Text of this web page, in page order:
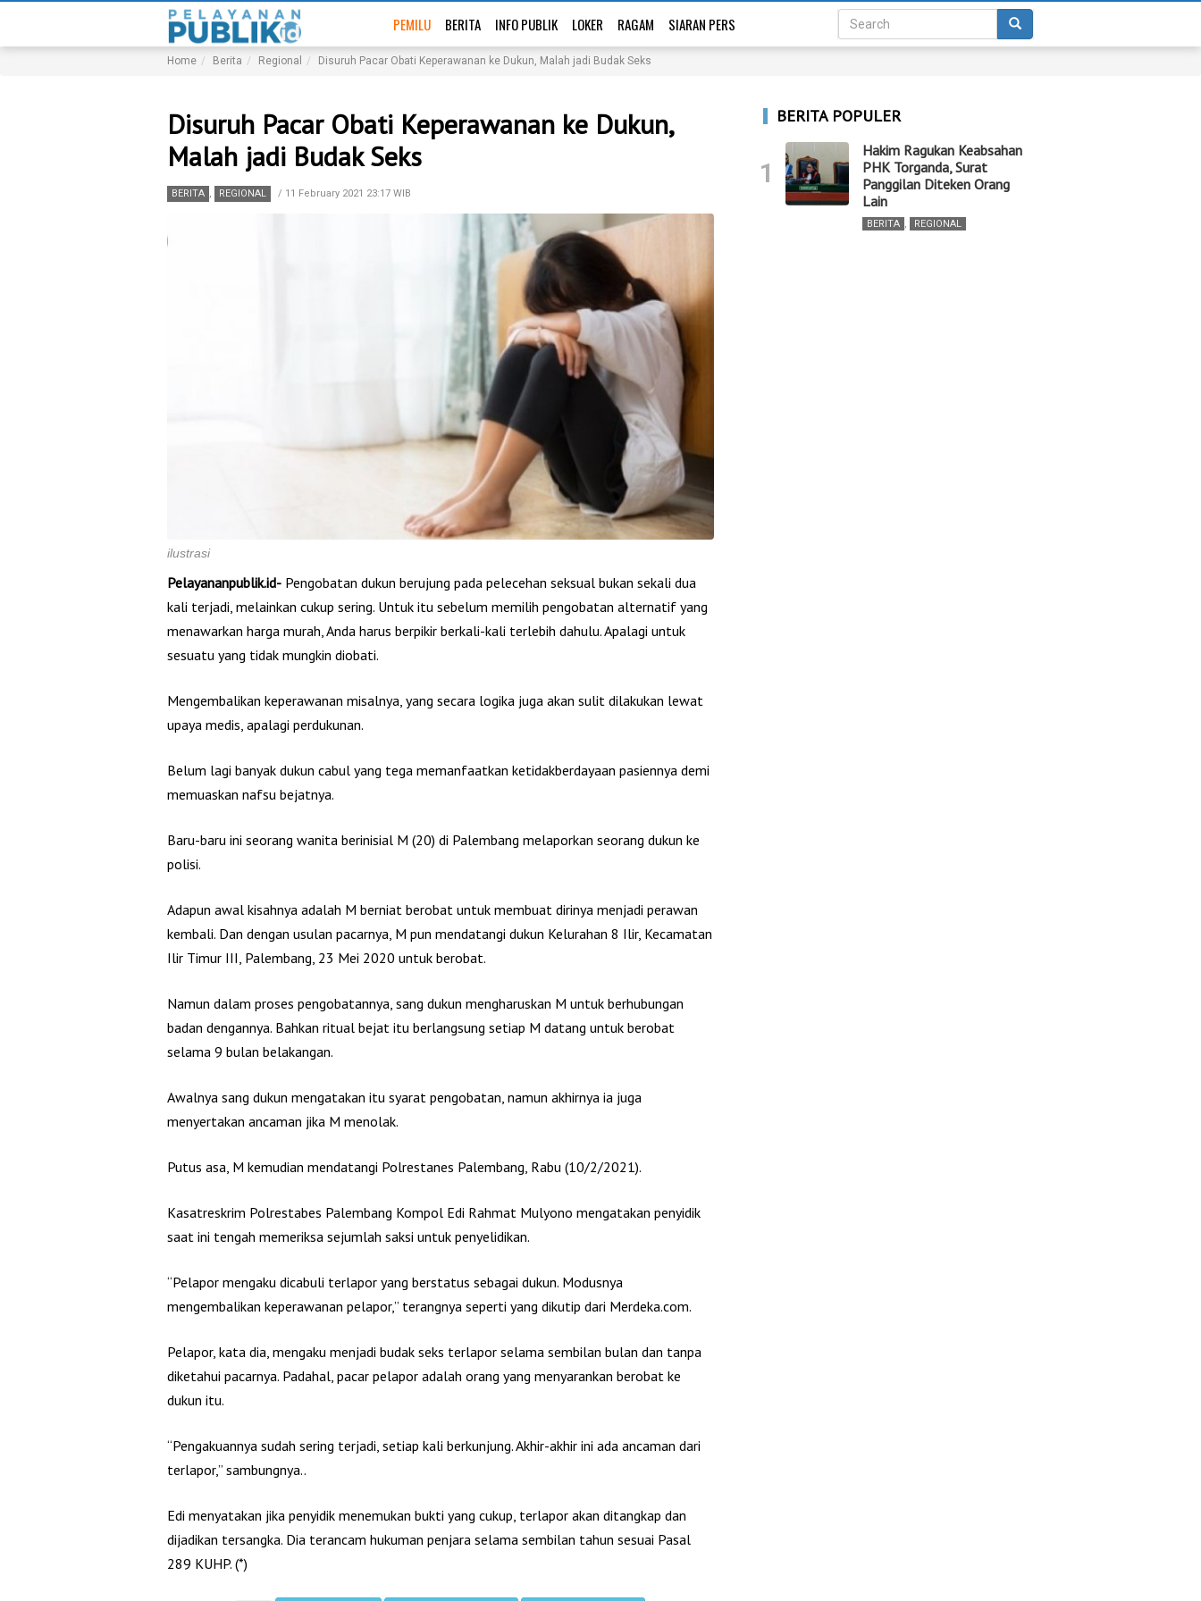
PEMILU BERITA INFO PUBLIK LOKER RAGAM SIARAN PERS
Home Berita Regional Disuruh Pacar Obati Keperawanan ke Dukun, Malah jadi Budak Seks
Disuruh Pacar Obati Keperawanan ke Dukun,
Malah jadi Budak Seks
BERITA , REGIONAL / 11 February 2021 23:17 WIB
ilustrasi
Pelayananpublik.id- Pengobatan dukun berujung pada pelecehan seksual bukan sekali dua
kali terjadi, melainkan cukup sering. Untuk itu sebelum memilih pengobatan alternatif yang
menawarkan harga murah, Anda harus berpikir berkali-kali terlebih dahulu. Apalagi untuk
sesuatu yang tidak mungkin diobati.
Mengembalikan keperawanan misalnya, yang secara logika juga akan sulit dilakukan lewat
upaya medis, apalagi perdukunan.
Belum lagi banyak dukun cabul yang tega memanfaatkan ketidakberdayaan pasiennya demi
memuaskan nafsu bejatnya.
Baru-baru ini seorang wanita berinisial M (20) di Palembang melaporkan seorang dukun ke
polisi.
Adapun awal kisahnya adalah M berniat berobat untuk membuat dirinya menjadi perawan
kembali. Dan dengan usulan pacarnya, M pun mendatangi dukun Kelurahan 8 Ilir, Kecamatan
Ilir Timur III, Palembang, 23 Mei 2020 untuk berobat.
Namun dalam proses pengobatannya, sang dukun mengharuskan M untuk berhubungan
badan dengannya. Bahkan ritual bejat itu berlangsung setiap M datang untuk berobat
selama 9 bulan belakangan.
Awalnya sang dukun mengatakan itu syarat pengobatan, namun akhirnya ia juga
menyertakan ancaman jika M menolak.
Putus asa, M kemudian mendatangi Polrestanes Palembang, Rabu (10/2/2021).
Kasatreskrim Polrestabes Palembang Kompol Edi Rahmat Mulyono mengatakan penyidik
saat ini tengah memeriksa sejumlah saksi untuk penyelidikan.
“Pelapor mengaku dicabuli terlapor yang berstatus sebagai dukun. Modusnya
mengembalikan keperawanan pelapor,” terangnya seperti yang dikutip dari Merdeka.com.
Pelapor, kata dia, mengaku menjadi budak seks terlapor selama sembilan bulan dan tanpa
diketahui pacarnya. Padahal, pacar pelapor adalah orang yang menyarankan berobat ke
dukun itu.
“Pengakuannya sudah sering terjadi, setiap kali berkunjung. Akhir-akhir ini ada ancaman dari
terlapor,” sambungnya..
Edi menyatakan jika penyidik menemukan bukti yang cukup, terlapor akan ditangkap dan
dijadikan tersangka. Dia terancam hukuman penjara selama sembilan tahun sesuai Pasal
289 KUHP. (*)
BERITA POPULER
1
Hakim Ragukan Keabsahan
PHK Torganda, Surat
Panggilan Diteken Orang
Lain
BERITA , REGIONAL